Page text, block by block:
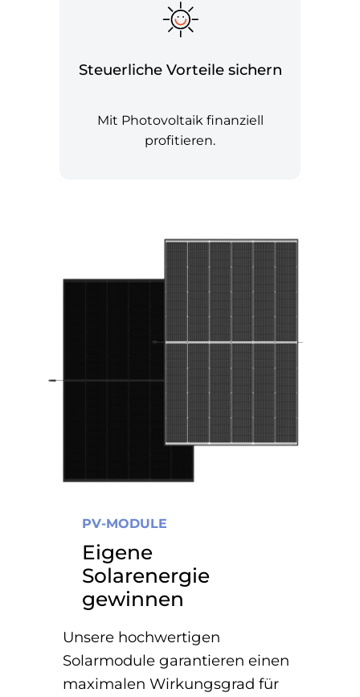
Steuerliche Vorteile sichern
Mit Photovoltaik finanziell
profitieren.
PV-MODULE
Eigene
Solarenergie
gewinnen
Unsere hochwertigen
Solarmodule garantieren einen
maximalen Wirkungsgrad für